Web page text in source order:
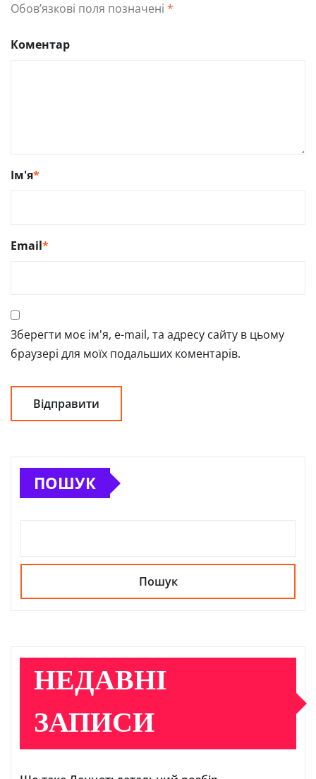
Обов’язкові поля позначені *
Коментар
Ім'я*
Email*
Зберегти моє ім'я, e-mail, та адресу сайту в цьому
браузері для моїх подальших коментарів.
ПОШУК
Пошук
НЕДАВНІ
ЗАПИСИ